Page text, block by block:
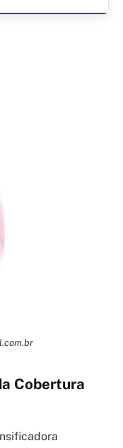
Cobertura